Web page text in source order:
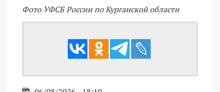
Фото УФСБ России по Курганской области